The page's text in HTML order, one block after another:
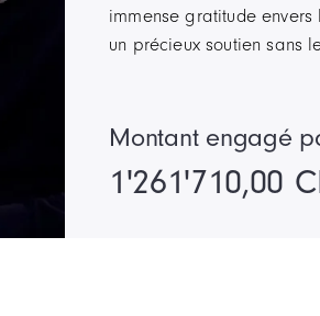
immense gratitude
un précieux soutien sans
Montant engagé
1'261'710,00